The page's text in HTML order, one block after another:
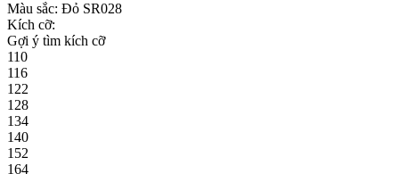
Màu sắc: Đỏ SR028
Kích cỡ:
Gợi ý tìm kích cỡ
110
116
122
128
134
140
152
164